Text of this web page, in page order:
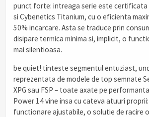
punct forte: intreaga serie este certificata
si Cybenetics Titanium, cu o eficienta
50% incarcare. Asta se traduce prin
disipare termica minima si, implicit, o
mai silentioasa.
be quiet! tinteste segmentul entuziast,
reprezentata de modele de top semnate
XPG sau FSP – toate axate pe
Power 14 vine insa cu cateva atuuri
functionare ajustabile, o solutie de racire